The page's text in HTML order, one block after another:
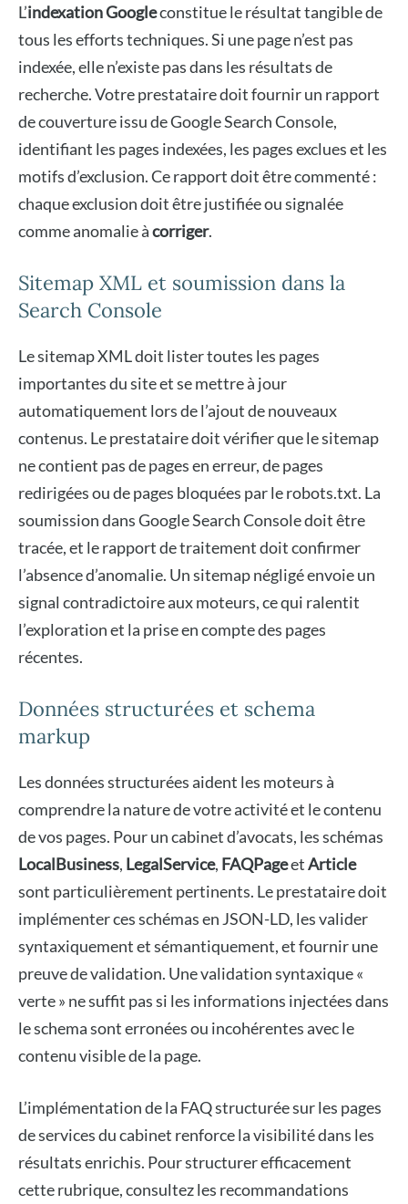
L’indexation Googleconstitue le résultat tangible de
tous les efforts techniques. Si une page n’est pas
indexée, elle n’existe pas dans les résultats de
recherche. Votre prestataire doit fournir un rapport
de couverture issu de Google Search Console,
identifiant les pages indexées, les pages exclues et les
motifs d’exclusion. Ce rapport doit être commenté :
chaque exclusion doit être justifiée ou signalée
comme anomalie àcorriger.
Sitemap XML et soumission dans la
Search Console
Le sitemap XML doit lister toutes les pages
importantes du site et se mettre à jour
automatiquement lors de l’ajout de nouveaux
contenus. Le prestataire doit vérifier que le sitemap
ne contient pas de pages en erreur, de pages
redirigées ou de pages bloquées par le robots.txt. La
soumission dans Google Search Console doit être
tracée, et le rapport de traitement doit confirmer
l’absence d’anomalie. Un sitemap négligé envoie un
signal contradictoire aux moteurs, ce qui ralentit
l’exploration et la prise en compte des pages
récentes.
Données structurées et schema
markup
Les données structurées aident les moteurs à
comprendre la nature de votre activité et le contenu
de vos pages. Pour un cabinet d’avocats, les schémas
LocalBusiness, LegalService, FAQPageetArticle
sont particulièrement pertinents. Le prestataire doit
implémenter ces schémas en JSON-LD, les valider
syntaxiquement et sémantiquement, et fournir une
preuve de validation. Une validation syntaxique «
verte » ne suffit pas si les informations injectées dans
le schema sont erronées ou incohérentes avec le
contenu visible de la page.
L’implémentation de la FAQ structurée sur les pages
de services du cabinet renforce la visibilité dans les
résultats enrichis. Pour structurer efficacement
cette rubrique, consultez les recommandations